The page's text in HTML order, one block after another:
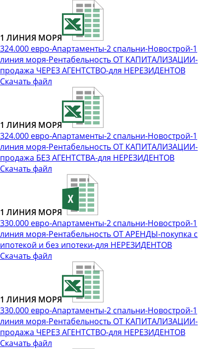
1 ЛИНИЯ МОРЯ
324.000 евро-Апартаменты-2 спальни-Новострой-1
линия моря-Рентабельность ОТ КАПИТАЛИЗАЦИИ-
продажа ЧЕРЕЗ АГЕНТСТВО-для НЕРЕЗИДЕНТОВ
Скачать файл
1 ЛИНИЯ МОРЯ
324.000 евро-Апартаменты-2 спальни-Новострой-1
линия моря-Рентабельность ОТ КАПИТАЛИЗАЦИИ-
продажа БЕЗ АГЕНТСТВА-для НЕРЕЗИДЕНТОВ
Скачать файл
1 ЛИНИЯ МОРЯ
330.000 евро-Апартаменты-2 спальни-Новострой-1
линия моря-Рентабельность ОТ АРЕНДЫ-покупка с
ипотекой и без ипотеки-для НЕРЕЗИДЕНТОВ
Скачать файл
1 ЛИНИЯ МОРЯ
330.000 евро-Апартаменты-2 спальни-Новострой-1
линия моря-Рентабельность ОТ КАПИТАЛИЗАЦИИ-
продажа ЧЕРЕЗ АГЕНТСТВО-для НЕРЕЗИДЕНТОВ
Скачать файл